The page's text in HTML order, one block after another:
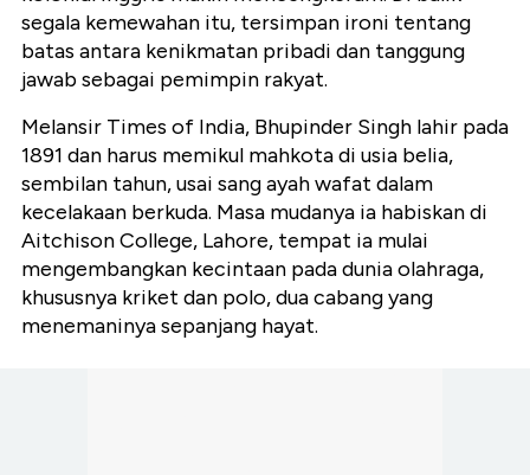
segala kemewahan itu, tersimpan ironi tentang
batas antara kenikmatan pribadi dan tanggung
jawab sebagai pemimpin rakyat.
Melansir Times of India, Bhupinder Singh lahir pada
1891 dan harus memikul mahkota di usia belia,
sembilan tahun, usai sang ayah wafat dalam
kecelakaan berkuda. Masa mudanya ia habiskan di
Aitchison College, Lahore, tempat ia mulai
mengembangkan kecintaan pada dunia olahraga,
khususnya kriket dan polo, dua cabang yang
menemaninya sepanjang hayat.